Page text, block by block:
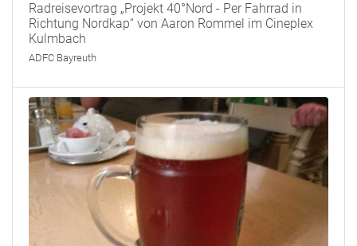
Radreisevortrag „Projekt 40°Nord - Per Fahrrad in
Richtung Nordkap“ von Aaron Rommel im Cineplex
Kulmbach
ADFC Bayreuth